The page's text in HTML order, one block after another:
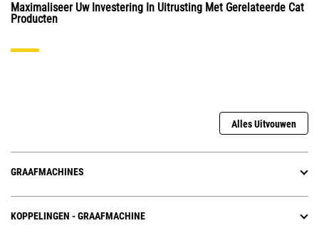
Maximaliseer Uw Investering In Uitrusting Met Gerelateerde Cat
Producten
Alles Uitvouwen
GRAAFMACHINES
KOPPELINGEN - GRAAFMACHINE